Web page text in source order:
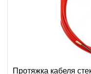
Протяжка кабеля